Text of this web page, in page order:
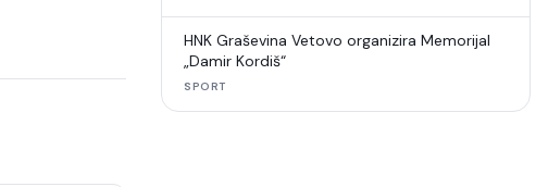
HNK Graševina Vetovo organizira Memorijal
„Damir Kordiš“
SPORT